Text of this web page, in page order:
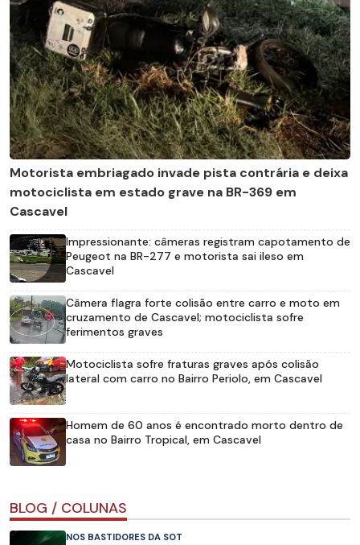
Motorista embriagado invade pista contrária e deixa
motociclista em estado grave na BR-369 em
Cascavel
Impressionante: câmeras registram capotamento de
Peugeot na BR-277 e motorista sai ileso em
Cascavel
Câmera flagra forte colisão entre carro e moto em
cruzamento de Cascavel; motociclista sofre
ferimentos graves
Motociclista sofre fraturas graves após colisão
lateral com carro no Bairro Periolo, em Cascavel
Homem de 60 anos é encontrado morto dentro de
casa no Bairro Tropical, em Cascavel
BLOG / COLUNAS
NOS BASTIDORES DA SOT